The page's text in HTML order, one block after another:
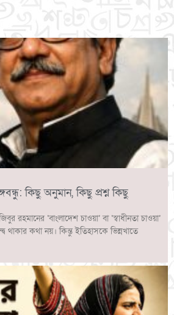
কিছু অনুমান, কিছু প্রশ্ন কিছু
‘বাংলাদেশ চাওয়া’ বা ‘স্বাধীনতা চাওয়া’
থাকার কথা নয়। কিন্তু ইতিহাসকে ভিন্নখাতে